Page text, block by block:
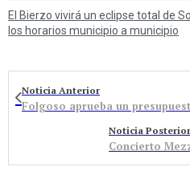
El Bierzo vivirá un eclipse total de
los horarios municipio a municipio
Noticia Anterior
Noticia Posterior
Concierto